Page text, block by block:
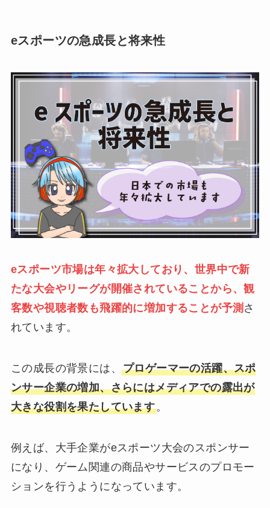
eスポーツの急成長と将来性
eスポーツ市場は年々拡大しており、世界中で新
たな大会やリーグが開催されていることから、観
客数や視聴者数も飛躍的に増加することが予測 さ
れています。
この成長の背景には、 プロゲーマーの活躍、スポ
ンサー企業の増加、さらにはメディアでの露出が
大きな役割を果たしています。
例えば、大手企業がeスポーツ大会のスポンサー
になり、ゲーム関連の商品やサービスのプロモー
ションを行うようになっています。